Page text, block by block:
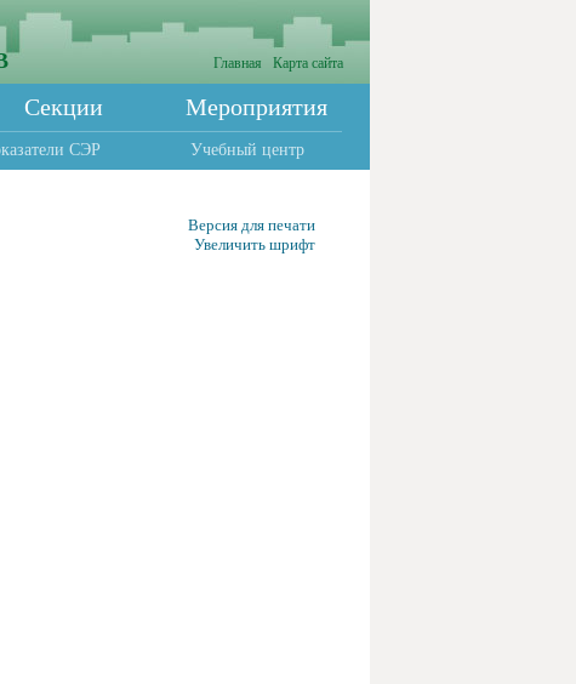
Главная Карта сайта
Секции Мероприятия
СЭР Учебный центр
Версия для печати
Увеличить шрифт